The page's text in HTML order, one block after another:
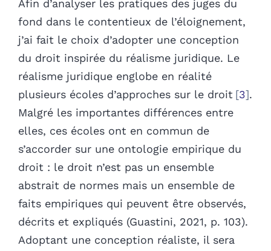
Afin d’analyser les pratiques des juges du
fond dans le contentieux de l’éloignement,
j’ai fait le choix d’adopter une conception
du droit inspirée du réalisme juridique. Le
réalisme juridique englobe en réalité
plusieurs écoles d’approches sur le droit 3 .
Malgré les importantes différences entre
elles, ces écoles ont en commun de
s’accorder sur une ontologie empirique du
droit : le droit n’est pas un ensemble
abstrait de normes mais un ensemble de
faits empiriques qui peuvent être observés,
décrits et expliqués (Guastini, 2021, p. 103).
Adoptant une conception réaliste, il sera